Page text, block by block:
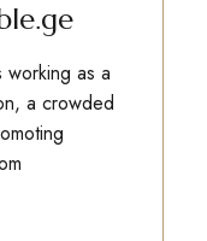
as a
a crowded